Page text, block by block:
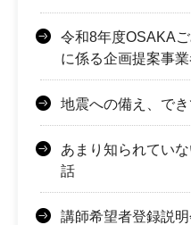
令和8年度OSAKA
に係る企画提案事
地震への備え、で
あまり知られてい
話
講師希望者登録説